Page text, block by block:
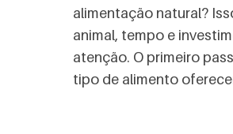
alimentação natural?
animal, tempo e
atenção. O primeiro
tipo de alimento